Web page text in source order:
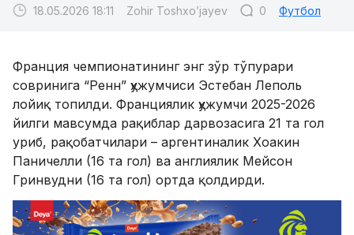
18.05.2026 18:11 Zohir Toshxo’jayev 0 Футбол
Франция чемпионатининг энг зўр тўпурари
совринига “Ренн” ҳужумчиси Эстебан Леполь
лойиқ топилди. Франциялик ҳужумчи 2025-2026
йилги мавсумда рақиблар дарвозасига 21 та гол
уриб, рақобатчилари – аргентиналик Хоакин
Паничелли (16 та гол) ва англиялик Мейсон
Гринвудни (16 та гол) ортда қолдирди.